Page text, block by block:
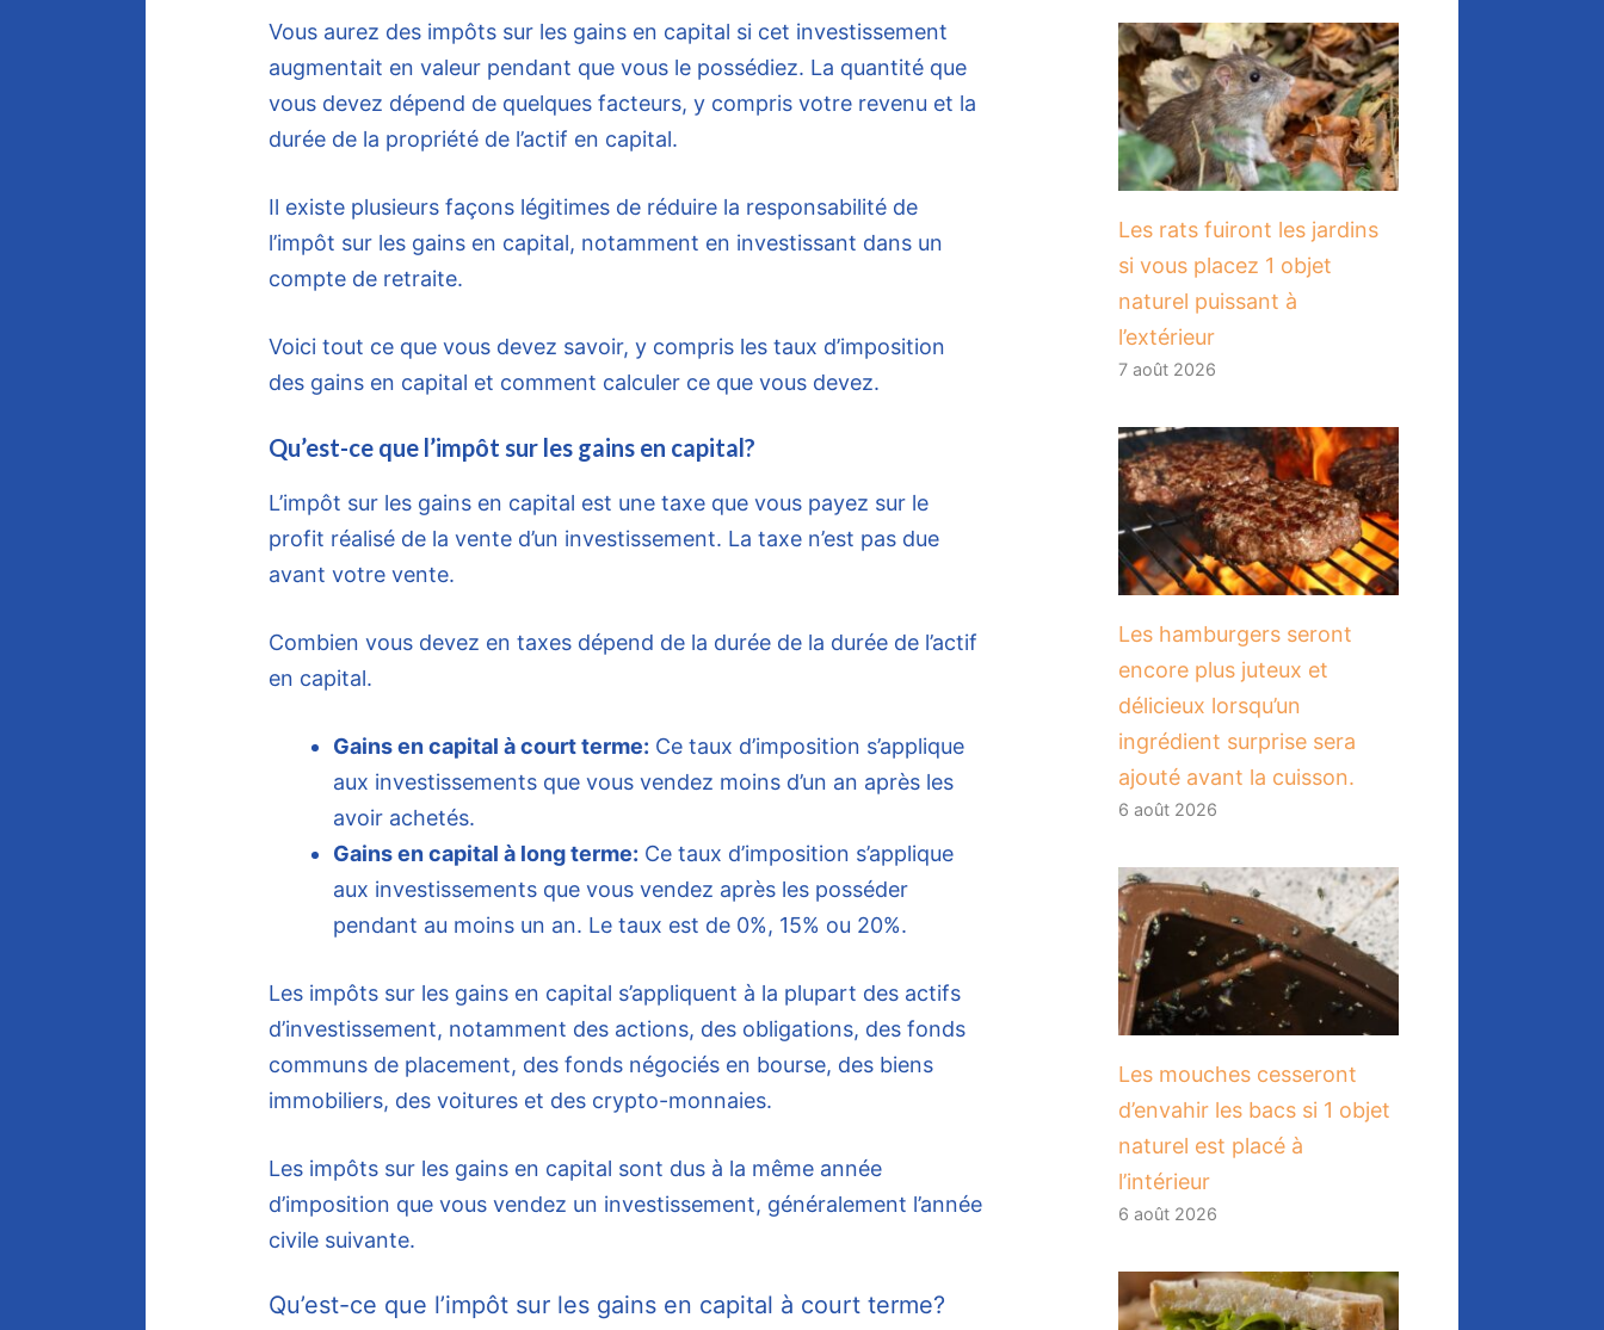
Vous aurez des impôts sur les gains en capital si cet investissement
augmentait en valeur pendant que vous le possédiez. La quantité que
vous devez dépend de quelques facteurs, y compris votre revenu et la
durée de la propriété de l’actif en capital.
Il existe plusieurs façons légitimes de réduire la responsabilité de
l’impôt sur les gains en capital, notamment en investissant dans un
compte de retraite.
Voici tout ce que vous devez savoir, y compris les taux d’imposition
des gains en capital et comment calculer ce que vous devez.
Qu’est-ce que l’impôt sur les gains en capital?
L’impôt sur les gains en capital est une taxe que vous payez sur le
profit réalisé de la vente d’un investissement. La taxe n’est pas due
avant votre vente.
Combien vous devez en taxes dépend de la durée de la durée de l’actif
en capital.
Gains en capital à court terme: Ce taux d’imposition s’applique
aux investissements que vous vendez moins d’un an après les
avoir achetés.
Gains en capital à long terme: Ce taux d’imposition s’applique
aux investissements que vous vendez après les posséder
pendant au moins un an. Le taux est de 0%, 15% ou 20%.
Les impôts sur les gains en capital s’appliquent à la plupart des actifs
d’investissement, notamment des actions, des obligations, des fonds
communs de placement, des fonds négociés en bourse, des biens
immobiliers, des voitures et des crypto-monnaies.
Les impôts sur les gains en capital sont dus à la même année
d’imposition que vous vendez un investissement, généralement l’année
civile suivante.
Qu’est-ce que l’impôt sur les gains en capital à court terme?
Les rats fuiront les jardins
si vous placez 1 objet
naturel puissant à
l’extérieur
7 août 2026
Les hamburgers seront
encore plus juteux et
délicieux lorsqu’un
ingrédient surprise sera
ajouté avant la cuisson.
6 août 2026
Les mouches cesseront
d’envahir les bacs si 1 objet
naturel est placé à
l’intérieur
6 août 2026